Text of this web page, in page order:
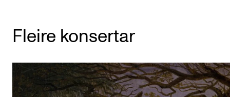
Fleire konsertar